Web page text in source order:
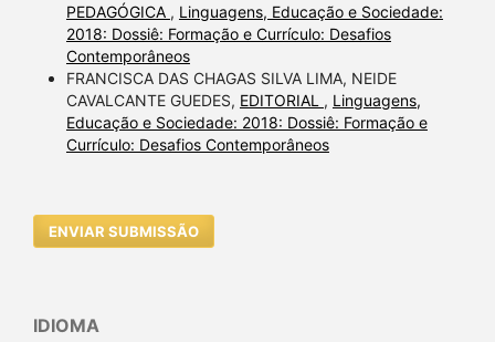
PEDAGÓGICA , Linguagens, Educação e Sociedade:
2018: Dossiê: Formação e Currículo: Desafios
Contemporâneos
FRANCISCA DAS CHAGAS SILVA LIMA, NEIDE
CAVALCANTE GUEDES, EDITORIAL , Linguagens,
Educação e Sociedade: 2018: Dossiê: Formação e
Currículo: Desafios Contemporâneos
ENVIAR SUBMISSÃO
IDIOMA